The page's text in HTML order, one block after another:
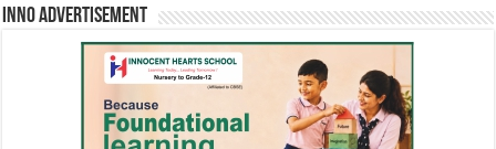
INNO Advertisement